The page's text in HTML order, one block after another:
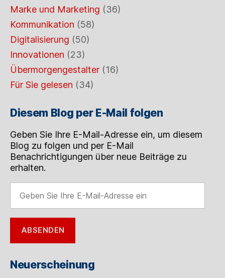
Marke und Marketing (36)
Kommunikation (58)
Digitalisierung (50)
Innovationen (23)
Übermorgengestalter (16)
Für Sie gelesen (34)
Diesem Blog per E-Mail folgen
Geben Sie Ihre E-Mail-Adresse ein, um diesem
Blog zu folgen und per E-Mail
Benachrichtigungen über neue Beiträge zu
erhalten.
Sie
Ihre
E-
Mail-
Adresse
ABSENDEN
Neuerscheinung